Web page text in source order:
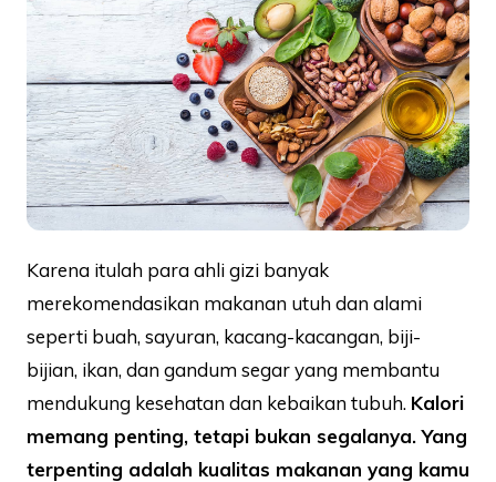
Karena itulah para ahli gizi banyak
merekomendasikan makanan utuh dan alami
seperti buah, sayuran, kacang-kacangan, biji-
bijian, ikan, dan gandum segar yang membantu
mendukung kesehatan dan kebaikan tubuh. Kalori
memang penting, tetapi bukan segalanya. Yang
terpenting adalah kualitas makanan yang kamu